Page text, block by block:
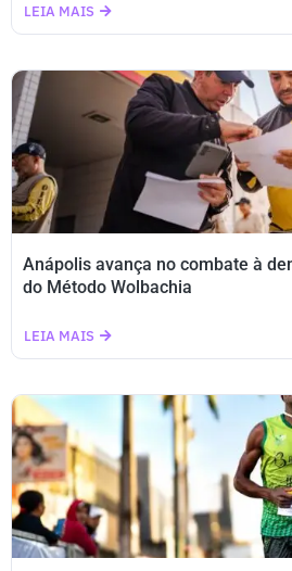
LEIA MAIS
Anápolis avança no combate à
do Método Wolbachia
LEIA MAIS